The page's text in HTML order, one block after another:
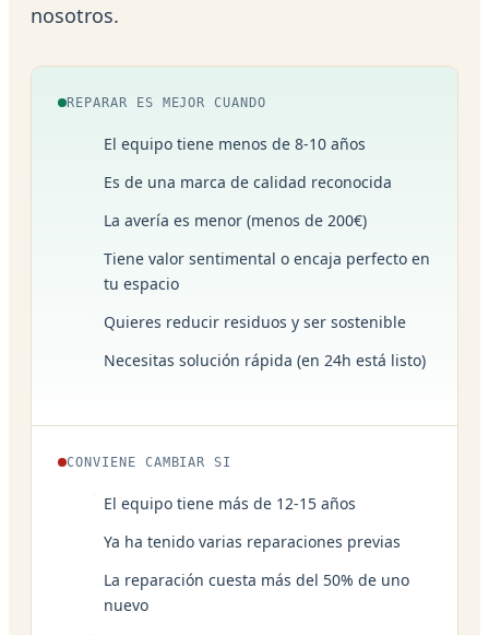
nosotros.
REPARAR ES MEJOR CUANDO
El equipo tiene menos de 8-10 años
Es de una marca de calidad reconocida
La avería es menor (menos de 200€)
Tiene valor sentimental o encaja perfecto en
tu espacio
Quieres reducir residuos y ser sostenible
Necesitas solución rápida (en 24h está listo)
CONVIENE CAMBIAR SI
El equipo tiene más de 12-15 años
Ya ha tenido varias reparaciones previas
La reparación cuesta más del 50% de uno
nuevo